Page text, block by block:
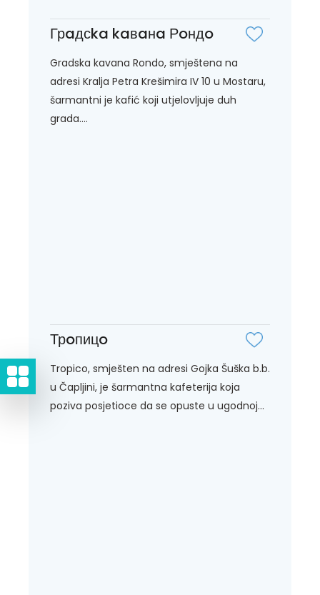
Грaдсka kaвaнa Рoндo
Gradska kavana Rondo, smještena na
adresi Kralja Petra Krešimira IV 10 u Mostaru,
šarmantni je kafić koji utjelovljuje duh
grada....
Трoпицo
Tropico, smješten na adresi Gojka Šuška b.b.
u Čapljini, je šarmantna kafeterija koja
poziva posjetioce da se opuste u ugodnoj...